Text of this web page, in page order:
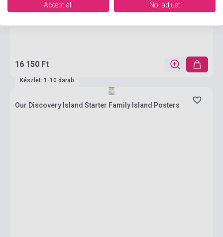
16 150 Ft
Készlet: 1-10 darab
Our Discovery Island Starter Family Island Posters
Accept all No, adjust